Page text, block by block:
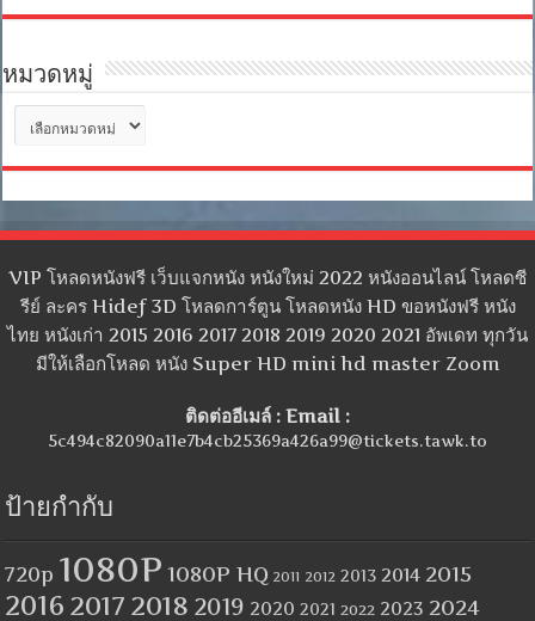
หมวดหมู่
หมู่
VIP โหลดหนังฟรี เว็บแจกหนัง หนังใหม่ 2022 หนังออนไลน์ โหลดซี
รีย์ ละคร Hidef 3D โหลดการ์ตูน โหลดหนัง HD ขอหนังฟรี หนัง
ไทย หนังเก่า 2015 2016 2017 2018 2019 2020 2021 อัพเดท ทุกวัน
มีให้เลือกโหลด หนัง Super HD mini hd master Zoom
ติดต่ออีเมล์ : Email :
5c494c82090a11e7b4cb25369a426a99@tickets.tawk.to
ป้ายกำกับ
720p 1080P 1080P HQ 2011 2012 2013 2014 2015
2016 2017 2018 2019 2020 2021 2022 2023 2024